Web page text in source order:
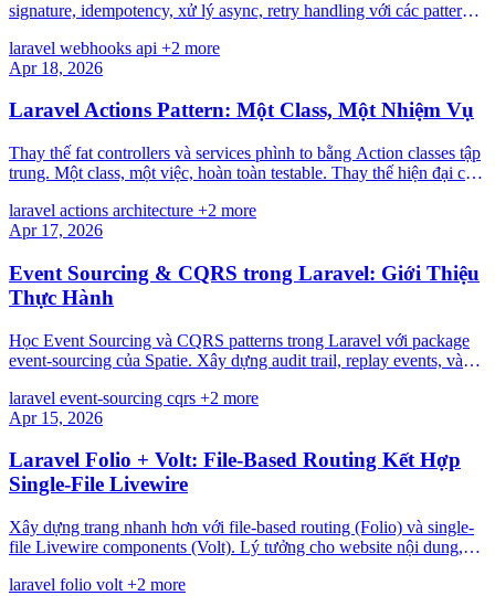
signature, idempotency, xử lý async, retry handling với các pattern
laravel webhooks api +2 more
Apr 18, 2026
Laravel Actions Pattern: Một Class, Một Nhiệm Vụ
Thay thế fat controllers và services phình to bằng Action classes tập
trung. Một class, một việc, hoàn toàn testable. Thay thế hiện đại cho
laravel actions architecture +2 more
Apr 17, 2026
Event Sourcing & CQRS trong Laravel: Giới Thiệu
Thực Hành
Học Event Sourcing và CQRS patterns trong Laravel với package
event-sourcing của Spatie. Xây dựng audit trail, replay events, và
laravel event-sourcing cqrs +2 more
Apr 15, 2026
Laravel Folio + Volt: File-Based Routing Kết Hợp
Single-File Livewire
Xây dựng trang nhanh hơn với file-based routing (Folio) và single-
file Livewire components (Volt). Lý tưởng cho website nội dung,
laravel folio volt +2 more